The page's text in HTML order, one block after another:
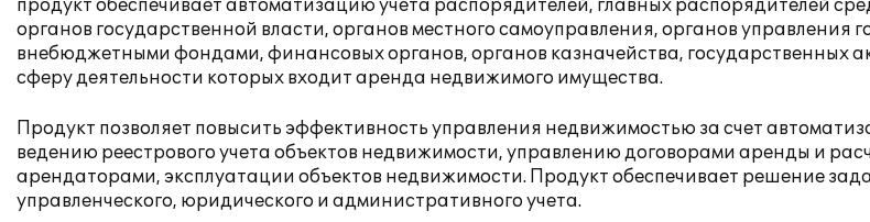
продукт обеспечивает автоматизацию учета распорядителей, главных распорядителей
органов государственной власти, органов местного самоуправления, органов управления
внебюджетными фондами, финансовых органов, органов казначейства, государственных
сферу деятельности которых входит аренда недвижимого имущества.
Продукт позволяет повысить эффективность управления недвижимостью за счет
ведению реестрового учета объектов недвижимости, управлению договорами аренды и
арендаторами, эксплуатации объектов недвижимости. Продукт обеспечивает решение
управленческого, юридического и административного учета.